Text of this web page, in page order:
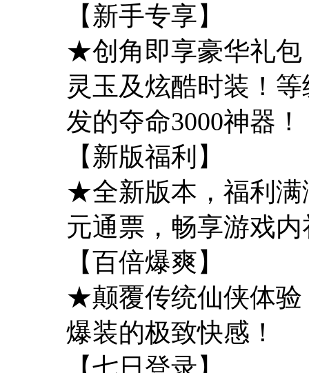
【新手专享】
★创角即享豪华礼包
灵玉及炫酷时装！
发的夺命3000神器！
【新版福利】
★全新版本，福利满
元通票，畅享游戏
【百倍爆爽】
★颠覆传统仙侠体验
爆装的极致快感！